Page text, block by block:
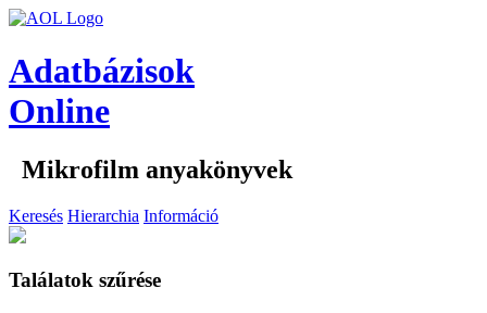
Adatbázisok
Online
Mikrofilm anyakönyvek
Keresés Hierarchia Információ
Találatok szűrése